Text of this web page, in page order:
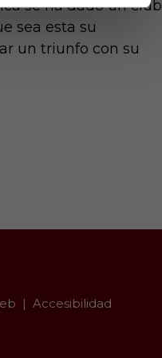
se ha dado un club
sea esta su
un triunfo con su
Accesibilidad